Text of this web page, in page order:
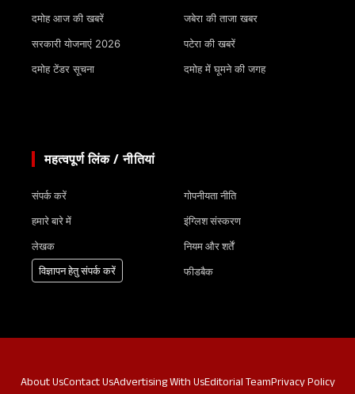
दमोह आज की खबरें
सरकारी योजनाएं 2026
दमोह टेंडर सूचना
जबेरा की ताजा खबर
पटेरा की खबरें
दमोह में घूमने की जगह
महत्वपूर्ण लिंक / नीतियां
संपर्क करें
हमारे बारे में
लेखक
विज्ञापन हेतु संपर्क करें
गोपनीयता नीति
इंग्लिश संस्करण
नियम और शर्तें
फीडबैक
About UsContact UsAdvertising With UsEditorial TeamPrivacy Policy